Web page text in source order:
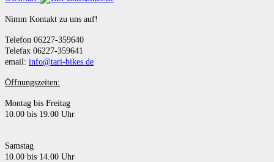
Nimm Kontakt zu uns auf!
Telefon 06227-359640
Telefax 06227-359641
email: info@tari-bikes.de
Öffnungszeiten:
Montag bis Freitag
10.00 bis 19.00 Uhr
Samstag
10.00 bis 14.00 Uhr